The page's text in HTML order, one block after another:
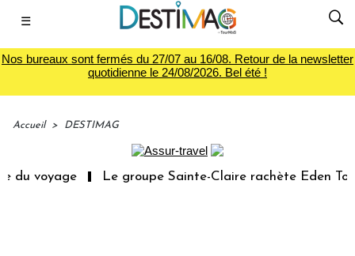
☰
Nos bureaux sont fermés du 27/07 au 16/08. Retour de la newsletter
quotidienne le 24/08/2026. Bel été !
Accueil > DESTIMAG
voyage Le groupe Sainte-Claire rachète Eden Tour